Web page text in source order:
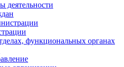
деятельности
функциональных органах